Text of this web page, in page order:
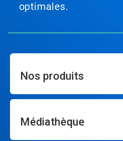
optimales.
Nos produits
Médiathèque